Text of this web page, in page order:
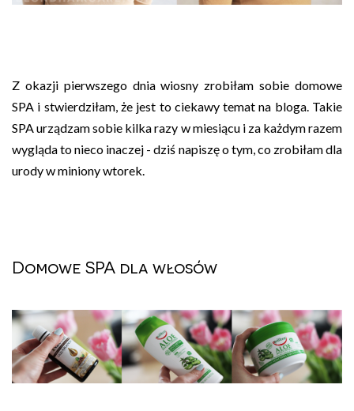
Z okazji pierwszego dnia wiosny zrobiłam sobie domowe
SPA i stwierdziłam, że jest to ciekawy temat na bloga. Takie
SPA urządzam sobie kilka razy w miesiącu i za każdym razem
wygląda to nieco inaczej - dziś napiszę o tym, co zrobiłam dla
urody w miniony wtorek.
Domowe SPA dla włosów